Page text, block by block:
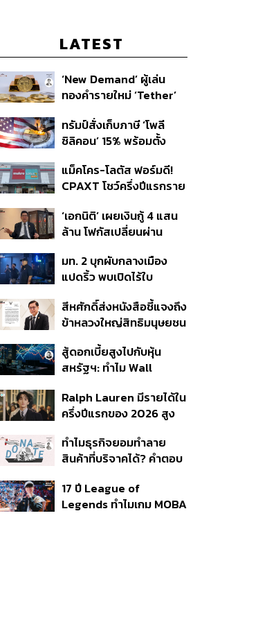
LATEST
‘New Demand’ ผู้เล่น
ทองคำรายใหม่ ‘Tether’
ทรัมป์สั่งเก็บภาษี ‘โพลี
ซิลิคอน’ 15% พร้อมตั้ง
แม็คโคร-โลตัส ฟอร์มดี!
CPAXT โชว์ครึ่งปีแรกราย
ปรับโฉมสาขาใหม่ดันพื้นที่
เช่าโต
‘เอกนิติ’ เผยเงินกู้ 4 แสน
ล้าน โฟกัสเปลี่ยนผ่าน
พลัส’ เฟส 2 รอประเมิน
ความเหมาะสม
มท. 2 บุกผับกลางเมือง
แปดริ้ว พบเปิดไร้ใบ
ใช้บริการ ฉี่ม่วง 32 ราย
จ่อปิด 5 ปี
สีหศักดิ์ส่งหนังสือชี้แจงถึง
ข้าหลวงใหญ่สิทธิมนุษยชน
เคลื่อน-ไม่เป็นธรรม’
สู้ดอกเบี้ยสูงไปกับหุ้น
สหรัฐฯ: ทำไม Wall
คิด?
Ralph Lauren มีรายได้ใน
ครึ่งปีแรกของ 2026 สูง
ทำไมธุรกิจยอมทำลาย
สินค้าที่บริจาคได้? คำตอบ
อยู่ที่ระบบภาษี
17 ปี League of
Legends ทำไมเกม MOBA